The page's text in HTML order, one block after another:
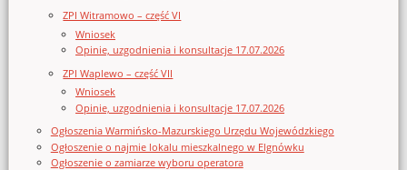
ZPI Witramowo – część VI
Wniosek
Opinie, uzgodnienia i konsultacje 17.07.2026
ZPI Waplewo – część VII
Wniosek
Opinie, uzgodnienia i konsultacje 17.07.2026
Ogłoszenia Warmińsko-Mazurskiego Urzędu Wojewódzkiego
Ogłoszenie o najmie lokalu mieszkalnego w Elgnówku
Ogłoszenie o zamiarze wyboru operatora